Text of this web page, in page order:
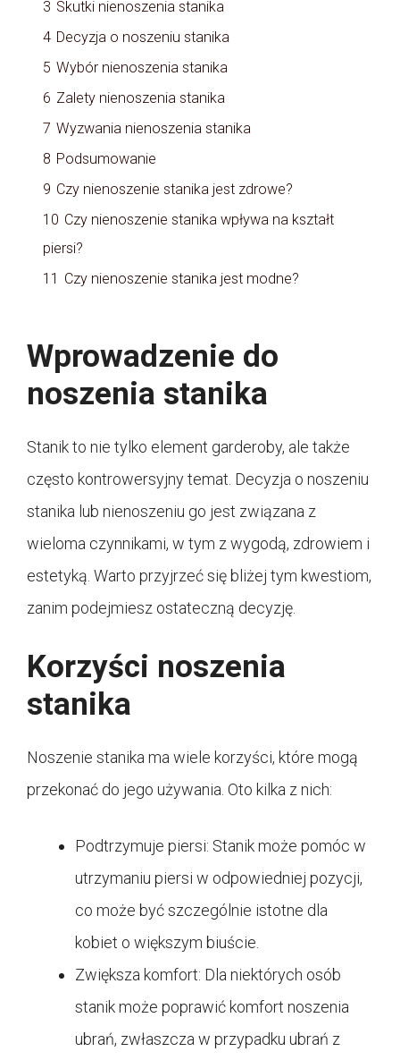
3 Skutki nienoszenia stanika
4 Decyzja o noszeniu stanika
5 Wybór nienoszenia stanika
6 Zalety nienoszenia stanika
7 Wyzwania nienoszenia stanika
8 Podsumowanie
9 Czy nienoszenie stanika jest zdrowe?
10 Czy nienoszenie stanika wpływa na kształt
piersi?
11 Czy nienoszenie stanika jest modne?
Wprowadzenie do
noszenia stanika
Stanik to nie tylko element garderoby, ale także
często kontrowersyjny temat. Decyzja o noszeniu
stanika lub nienoszeniu go jest związana z
wieloma czynnikami, w tym z wygodą, zdrowiem i
estetyką. Warto przyjrzeć się bliżej tym kwestiom,
zanim podejmiesz ostateczną decyzję.
Korzyści noszenia
stanika
Noszenie stanika ma wiele korzyści, które mogą
przekonać do jego używania. Oto kilka z nich:
Podtrzymuje piersi: Stanik może pomóc w
utrzymaniu piersi w odpowiedniej pozycji,
co może być szczególnie istotne dla
kobiet o większym biuście.
Zwiększa komfort: Dla niektórych osób
stanik może poprawić komfort noszenia
ubrań, zwłaszcza w przypadku ubrań z